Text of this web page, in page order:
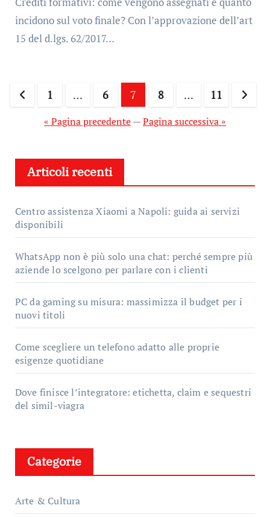
incidono sul voto finale? Con l’approvazione dell’art
15 del d.lgs. 62/2017…
Paginazione
degli
1 … 6 7 8 … 11
« Pagina precedente—Pagina successiva »
Articoli recenti
Centro assistenza Xiaomi a Napoli: guida ai servizi
disponibili
WhatsApp non è più solo una chat: perché sempre più
aziende lo scelgono per parlare con i clienti
PC da gaming su misura: massimizza il budget per i
nuovi titoli
Come scegliere un telefono adatto alle proprie
esigenze quotidiane
Dove finisce l’integratore: etichetta, claim e sequestri
del simil-viagra
Categorie
Arte & Cultura